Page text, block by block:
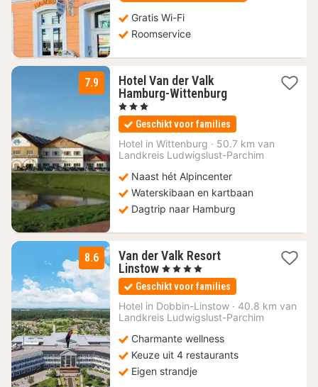
Gratis Wi-Fi
Roomservice
7.9
Hotel Van der Valk
Hamburg-Wittenburg1
vanaf
144,50
€
, 3 Sterren
Geschikt voor families
Hotel in Wittenburg · 50.7 km van
Landkreis Ludwigslust-Parchim
Naast hét Alpincenter
Waterskibaan en kartbaan
Dagtrip naar Hamburg
8.6
Van der Valk Resort
Linstow 1
nacht
vanaf
100,49
€
, 4 Sterren
Geschikt voor families
Hotel in Dobbin-Linstow · 40.8 km van
Landkreis Ludwigslust-Parchim
Charmante wellness
Keuze uit 4 restaurants
Eigen strandje